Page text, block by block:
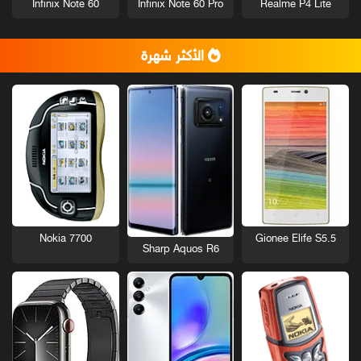
Realme P4 Lite
Infinix Note 60 Pro
Infinix Note 60
الأكثر شهرة
Gionee Elife S5.5
Sharp Aquos R6
Nokia 7700